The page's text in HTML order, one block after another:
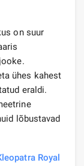
on suur
ühes kahest
eraldi.
lõbustavad
Royal